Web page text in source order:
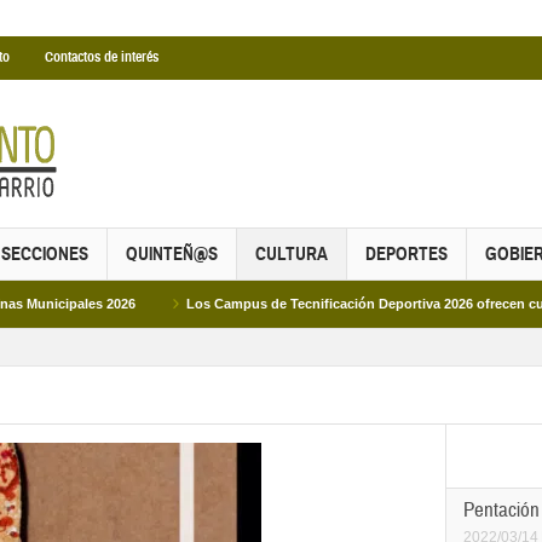
Contactos de interés
SECCIONES QUINTEÑ@S CULTURA DEPORTES
2026 Los Campus de Tecnificación Deportiva 2026 ofrecen cuatro
2022/03/14